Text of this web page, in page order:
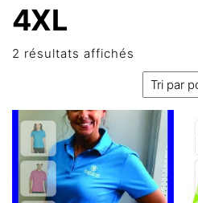
4XL
2 résultats affichés
par
popularité